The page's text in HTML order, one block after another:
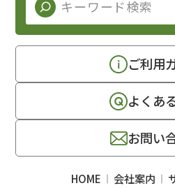
ご利用
よくあ
お問い
HOME 会社案内